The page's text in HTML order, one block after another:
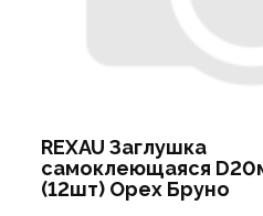
REXAU Заглушка
самоклеющаяся
(12шт) Орех Бруно